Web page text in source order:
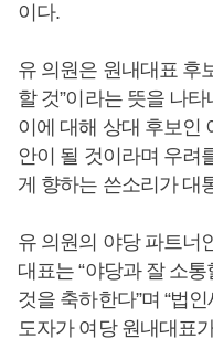
이다.
유 의원은 원내대표 후
할 것”이라는 뜻을 나
이에 대해 상대 후보인
안이 될 것이라며 우려
게 향하는 쓴소리가 대
유 의원의 야당 파트너
대표는 “야당과 잘 소
것을 축하한다”며 “법
도자가 여당 원내대표